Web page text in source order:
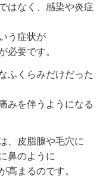
はなく、感染や炎症
う症状が
必要です。
ふくらみだけだった
みを伴うようになる
、皮脂腺や毛穴に
鼻のように
高まるのです。